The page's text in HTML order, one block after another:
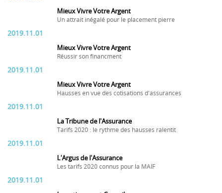
Mieux Vivre Votre Argent
Un attrait inégalé pour le placement pierre
2019.11.01
Mieux Vivre Votre Argent
Réussir son financment
2019.11.01
Mieux Vivre Votre Argent
Hausses en vue des cotisations d'assurances
2019.11.01
La Tribune de l'Assurance
Tarifs 2020 : le rythme des hausses ralentit
2019.11.01
L'Argus de l'Assurance
Les tarifs 2020 connus pour la MAIF
2019.11.01